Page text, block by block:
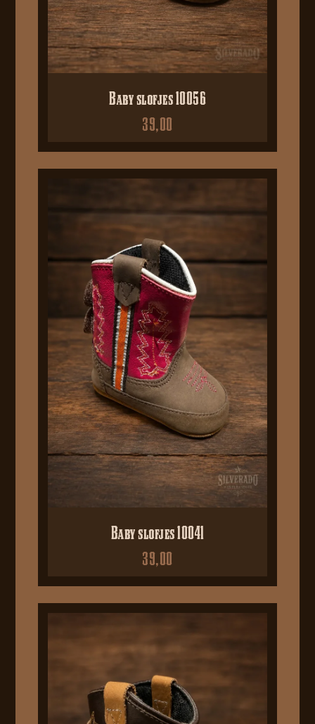
Baby slofjes 10056
39,00
Baby slofjes 10041
39,00